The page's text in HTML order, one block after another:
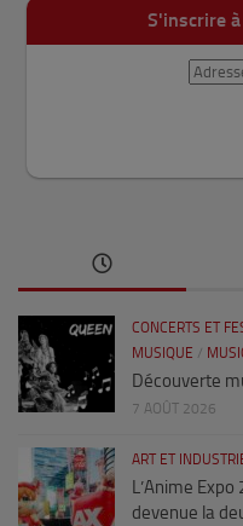
S'inscrire
CONCERTS ET
MUSIQUE /
Découverte
7 AOÛT 2026
ART ET
L’Anime
devenue la